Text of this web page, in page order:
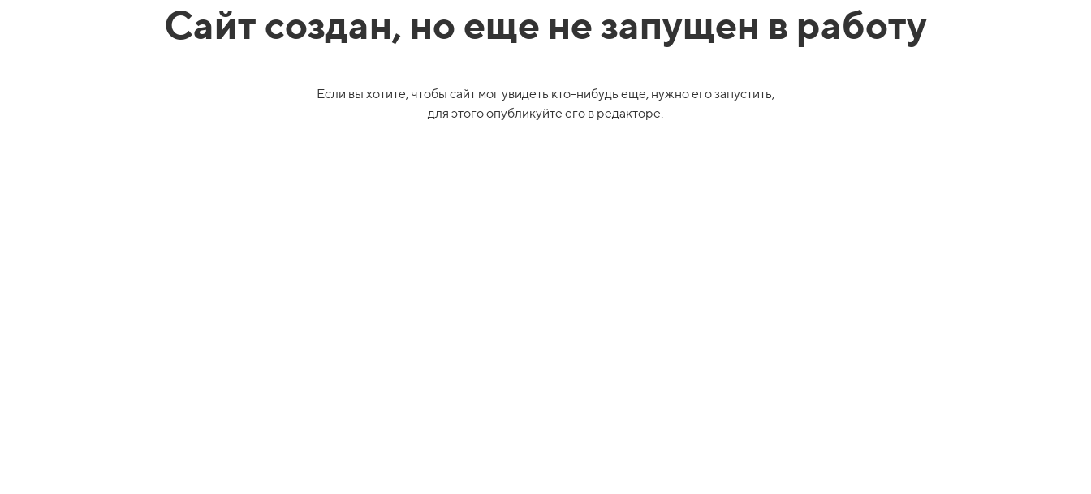
Сайт создан, но еще не запущен в работу
Если вы хотите, чтобы сайт мог увидеть кто-нибудь еще, нужно его запустить,
для этого опубликуйте его в редакторе.